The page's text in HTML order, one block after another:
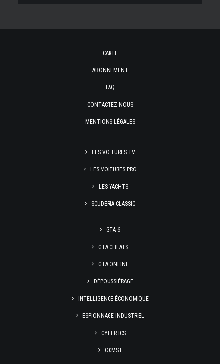
CARTE
ABONNEMENT
FAQ
CONTACTEZ-NOUS
MENTIONS LÉGALES
LES VOITURES TV
LES VOITURES PRO
LES YACHTS
SCUDERIA CLASSIC
GTA 6
GTA CHEATS
GTA ONLINE
DÉPOUSSIÉRAGE
INTELLIGENCE ÉCONOMIQUE
ESPIONNAGE INDUSTRIEL
CYBER ICS
OCMST